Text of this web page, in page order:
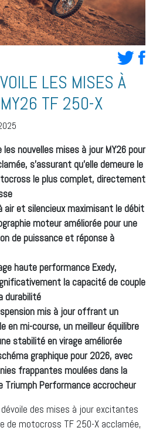
LES MISES À
TF 250-X
les nouvelles mises à jour MY26 pour
s’assurant qu’elle demeure le
le plus complet, directement
air et silencieux maximisant le débit
moteur améliorée pour une
de puissance et réponse à
haute performance Exedy,
la capacité de couple
durabilité
mis à jour offrant un
en mi-course, un meilleur équilibre
stabilité en virage améliorée
graphique pour 2026, avec
frappantes moulées dans la
Triumph Performance accrocheur
des mises à jour excitantes
de motocross TF 250-X acclamée,